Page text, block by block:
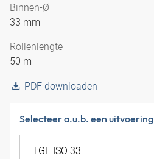
Binnen-Ø
33 mm
Rollenlengte
50 m
PDF downloaden
Selecteer a.u.b. een uitvoering